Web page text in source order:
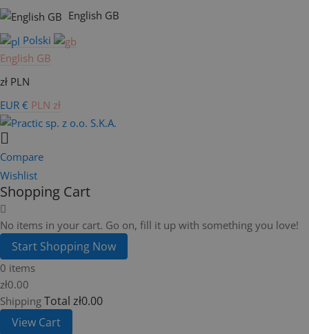
English GB
Polski
English GB
zł PLN
EUR € PLN zł
Compare
Wishlist
Shopping Cart
No items in your cart. Go on, fill it up with something you love!
Start Shopping Now
0 items
zł0.00
Shipping Total zł0.00
View Cart